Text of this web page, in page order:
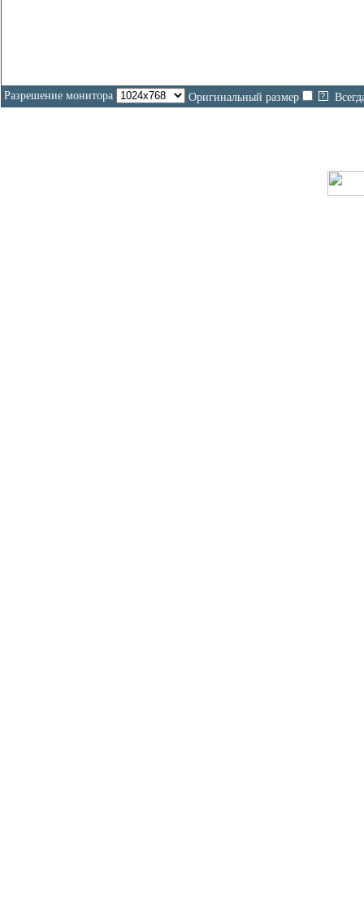
Разрешение монитора Оригинальный размер